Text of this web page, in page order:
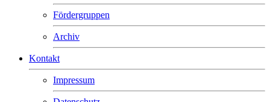
Fördergruppen
Archiv
Kontakt
Impressum